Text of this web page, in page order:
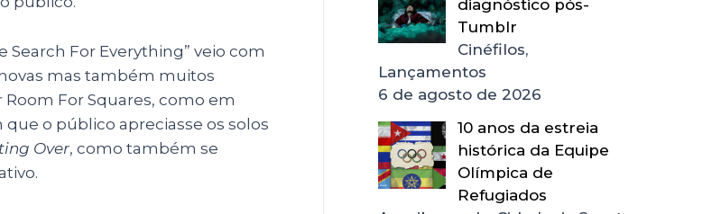
Search For Everything” veio com
mas também muitos
For Squares, como em
que o público apreciasse os solos
Over, como também se
diagnóstico pós-
Tumblr
Cinéfilos,
Lançamentos
6 de agosto de 2026
10 anos da estreia
histórica da Equipe
Olímpica de
Refugiados